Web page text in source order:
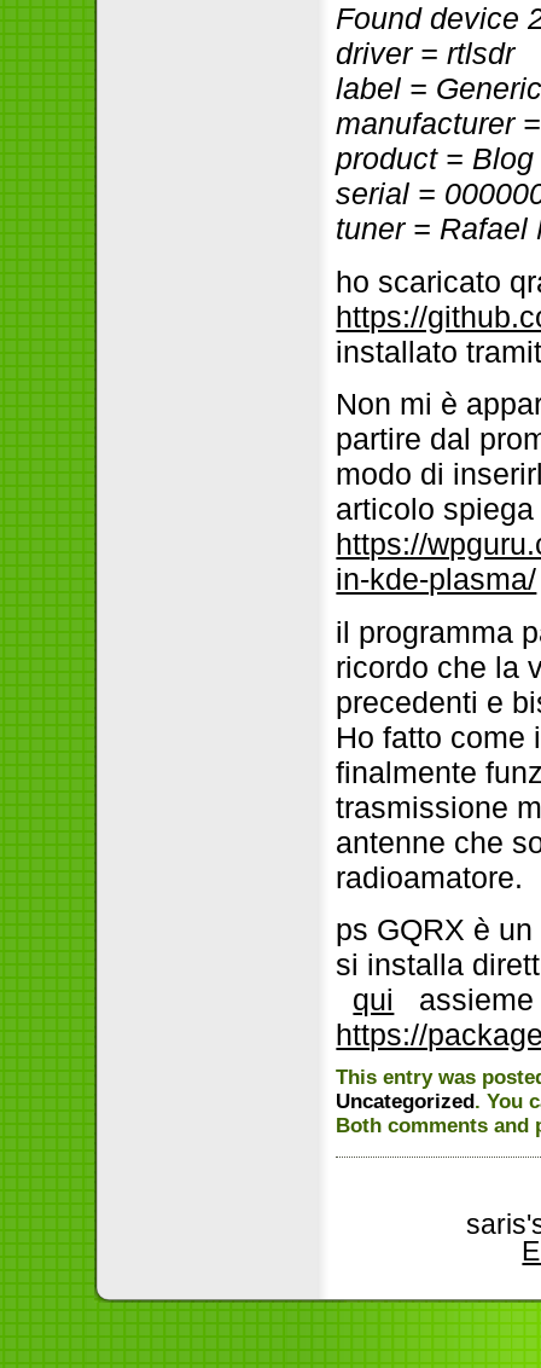
Found device
driver = rtlsdr
label =
manufacturer
product = Blog
serial =
tuner = Rafael
ho scaricato
https://
installato
Non mi è
partire dal
modo di
articolo
https://
in-kde-plasma/
il programma
ricordo che la
precedenti e
Ho fatto
finalmente
trasmissione
antenne che
radioamatore.
ps GQRX è
si installa
qui assieme
https://
This entry was
Uncategorized . You
Both comments and